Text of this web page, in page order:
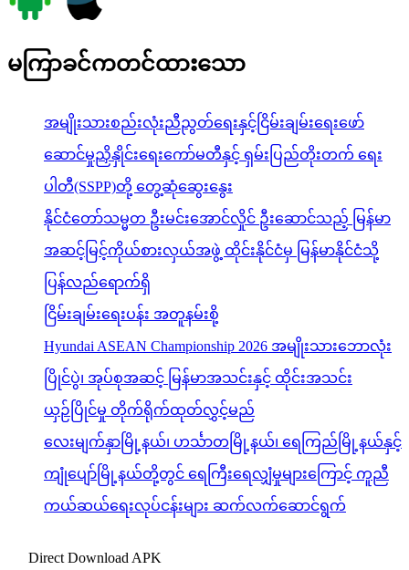
မကြာခင်ကတင်ထားသော
အမျိုးသားစည်းလုံးညီညွတ်ရေးနှင့်ငြိမ်းချမ်းရေးဖော်
ဆောင်မှုညှိနှိုင်းရေးကော်မတီနှင့် ရှမ်းပြည်တိုးတက် ရေး
ပါတီ(SSPP)တို့ တွေ့ဆုံဆွေးနွေး
နိုင်ငံတော်သမ္မတ ဦးမင်းအောင်လှိုင် ဦးဆောင်သည့် မြန်မာ
အဆင့်မြင့်ကိုယ်စားလှယ်အဖွဲ့ ထိုင်းနိုင်ငံမှ မြန်မာနိုင်ငံသို့
ပြန်လည်ရောက်ရှိ
ငြိမ်းချမ်းရေးပန်း အတူနမ်းစို့
Hyundai ASEAN Championship 2026 အမျိုးသားဘောလုံး
ပြိုင်ပွဲ၊ အုပ်စုအဆင့် မြန်မာအသင်းနှင့် ထိုင်းအသင်း
ယှဉ်ပြိုင်မှု တိုက်ရိုက်ထုတ်လွှင့်မည်
လေးမျက်နှာမြို့နယ်၊ ဟင်္သာတမြို့နယ်၊ ရေကြည်မြို့နယ်နှင့်
ကျုံပျော်မြို့နယ်တို့တွင် ရေကြီးရေလျှံမှုများကြောင့် ကူညီ
ကယ်ဆယ်ရေးလုပ်ငန်းများ ဆက်လက်ဆောင်ရွက်
Direct Download APK